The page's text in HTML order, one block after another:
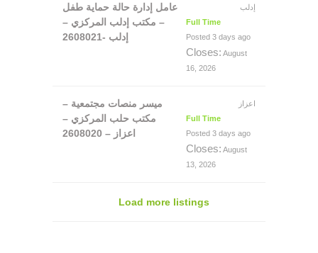
عامل إدارة حالة حماية طفل
– مكتب إدلب المركزي –
إدلب -2608021
إدلب
Full Time
Posted 3 days ago
Closes: August
16, 2026
ميسر منصات مجتمعية –
مكتب حلب المركزي –
اعزاز – 2608020
اعزاز
Full Time
Posted 3 days ago
Closes: August
13, 2026
Load more listings